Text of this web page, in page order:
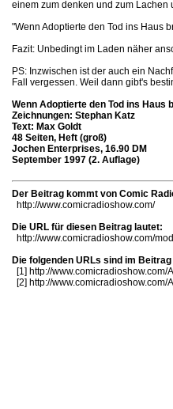
einem zum denken und zum Lachen
"Wenn Adoptierte den Tod ins Haus
Fazit: Unbedingt im Laden näher
PS: Inzwischen ist der auch ein
Fall vergessen. Weil dann gibt's
Wenn Adoptierte den Tod ins Haus
Zeichnungen: Stephan Katz
Text: Max Goldt
48 Seiten, Heft (groß)
Jochen Enterprises, 16.90 DM
September 1997 (2. Auflage)
Der Beitrag kommt von Comic
http://www.comicradioshow.com/
Die URL für diesen Beitrag lautet:
http://www.comicradioshow.com/
Die folgenden URLs sind im
[1] http://www.comicradioshow.com/
[2] http://www.comicradioshow.com/